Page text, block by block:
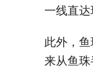
一线直
此外，
来从鱼